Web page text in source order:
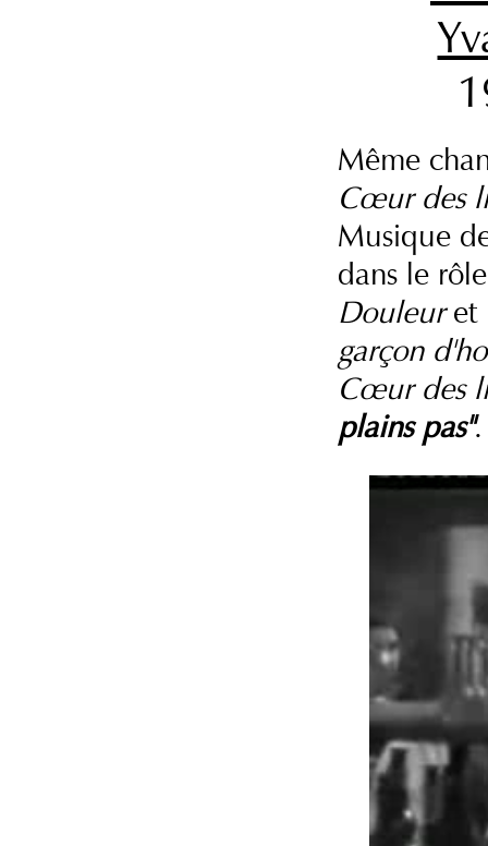
Même
Cœur des
Musique
dans le
Douleuret
garçon
Cœur des
plains pas".